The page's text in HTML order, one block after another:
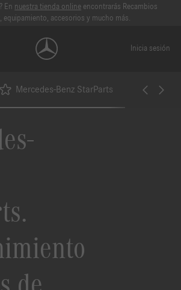
En nuestra tienda online encontrarás Recambios
equipamiento, accesorios y mucho más.
Inicia sesión
Mercedes-Benz StarParts